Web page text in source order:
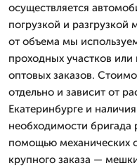
осуществляется
погрузкой и разгрузкой
от объема мы
проходных участков
оптовых заказов.
отдельно и зависит от
Екатеринбурге и
необходимости
помощью механических
крупного заказа —